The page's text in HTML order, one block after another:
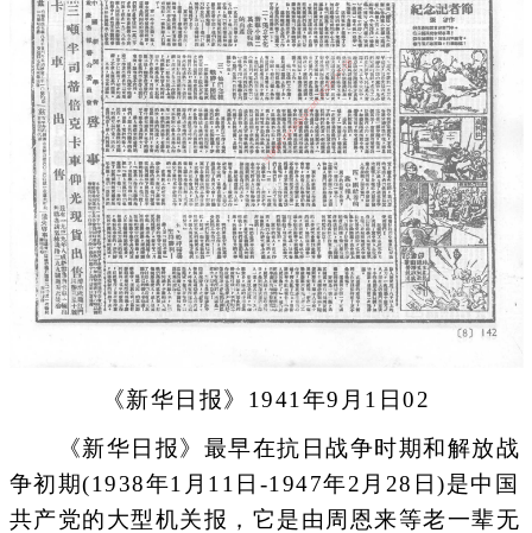
《新华日报》1941年9月1日02
《新华日报》最早在抗日战争时期和解放战
争初期(1938年1月11日-1947年2月28日)是中国
共产党的大型机关报，它是由周恩来等老一辈无